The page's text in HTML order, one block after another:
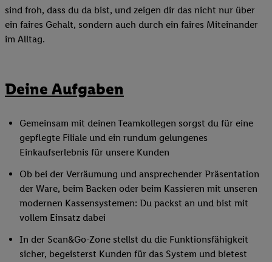
sind froh, dass du da bist, und zeigen dir das nicht nur über
ein faires Gehalt, sondern auch durch ein faires Miteinander
im Alltag.
Deine Aufgaben
Gemeinsam mit deinen Teamkollegen sorgst du für eine
gepflegte Filiale und ein rundum gelungenes
Einkaufserlebnis für unsere Kunden
Ob bei der Verräumung und ansprechender Präsentation
der Ware, beim Backen oder beim Kassieren mit unseren
modernen Kassensystemen: Du packst an und bist mit
vollem Einsatz dabei
In der Scan&Go-Zone stellst du die Funktionsfähigkeit
sicher, begeisterst Kunden für das System und bietest